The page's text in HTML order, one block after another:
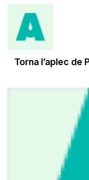
Torna l’aplec de